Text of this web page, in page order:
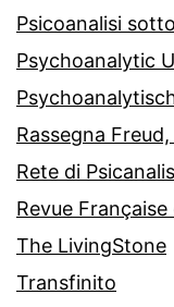
Psicoanalisi
Psychoanalytic
Rassegna
Rete di
Revue
The LivingStone
Transfinito